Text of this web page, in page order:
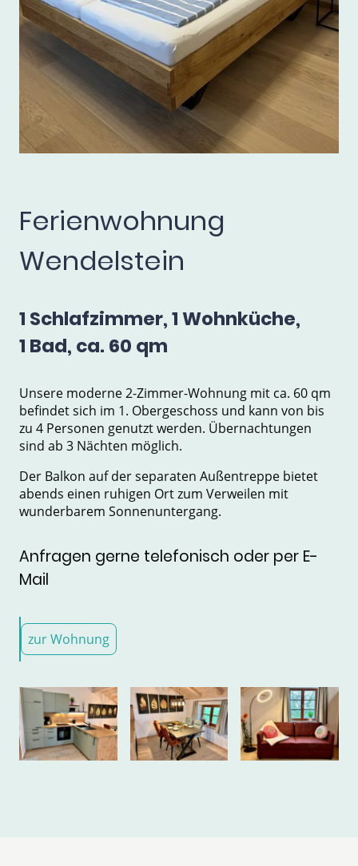
Ferienwohnung
Wendelstein
1 Schlafzimmer, 1 Wohnküche,
1 Bad, ca. 60 qm
Unsere moderne 2-Zimmer-Wohnung mit ca. 60 qm
befindet sich im 1. Obergeschoss und kann von bis
zu 4 Personen genutzt werden. Übernachtungen
sind ab 3 Nächten möglich.
Der Balkon auf der separaten Außentreppe bietet
abends einen ruhigen Ort zum Verweilen mit
wunderbarem Sonnenuntergang.
Anfragen gerne telefonisch oder per E-
Mail
zur Wohnung